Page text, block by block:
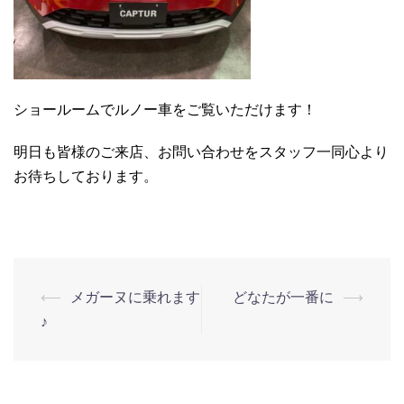
ショールームでルノー車をご覧いただけます！
明日も皆様のご来店、お問い合わせをスタッフ一同心より
お待ちしております。
⟵
メガーヌに乗れます
♪
どなたが一番に ⟶